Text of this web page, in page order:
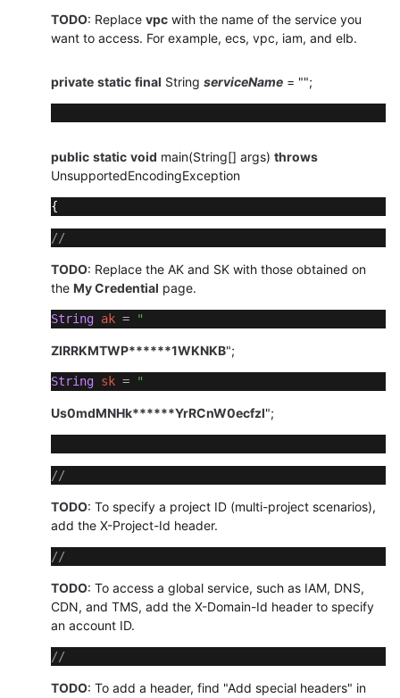
域）
考
扎
比
域）
户
指
南
（安
卡
拉
区
域）
API
参
（安
卡
拉
区
域）
用
户
指
南
TODO: Replace vpc with the name of the service you
want to access. For example, ecs, vpc, iam, and elb.
private static final String serviceName = "";
public static void main(String[] args) throws
UnsupportedEncodingException
{
//
TODO: Replace the AK and SK with those obtained on
the My Credential page.
String ak = "
ZIRRKMTWP******1WKNKB";
String sk = "
Us0mdMNHk******YrRCnW0ecfzl";
//
TODO: To specify a project ID (multi-project scenarios),
add the X-Project-Id header.
//
TODO: To access a global service, such as IAM, DNS,
CDN, and TMS, add the X-Domain-Id header to specify
an account ID.
//
TODO: To add a header, find "Add special headers" in